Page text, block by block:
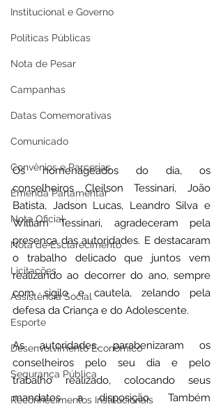
Institucional e Governo
Políticas Públicas
Nota de Pesar
Campanhas
Datas Comemorativas
Comunicado
Convênios e Parcerias
Emenda Parlamentar
Nota Oficial
Nota de Esclarecimento
Licitações
Assistência Social
Esporte
Desenvolvimento Econômico
Segurança Pública
Reconhecimentos Institucionais
Os homenageados do dia, os
conselheiros Cleilson Tessinari, João
Batista, Jadson Lucas, Leandro Silva e
William Tessinari, agradeceram pela
presença das autoridades. E destacaram
o trabalho delicado que juntos vem
realizando ao decorrer do ano, sempre
com sigilo e cautela, zelando pela
defesa da Criança e do Adolescente.
As autoridades, parabenizaram os
conselheiros pelo seu dia e pelo
trabalho realizado, colocando seus
mandatos a disposição. Também